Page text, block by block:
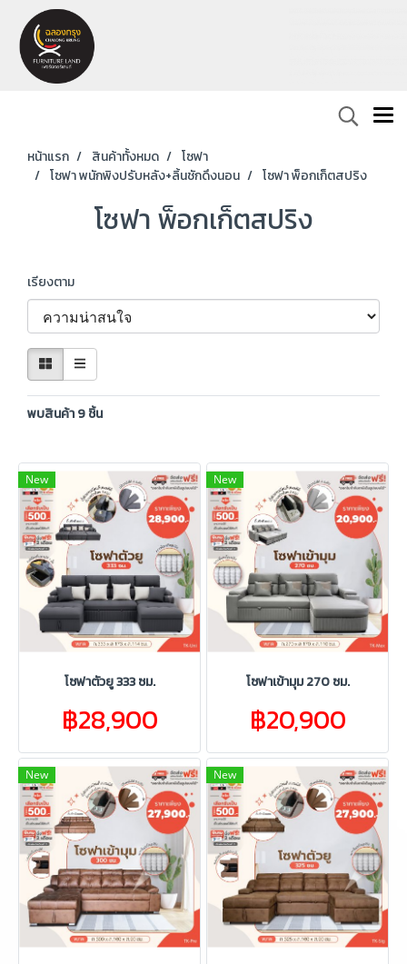
หน้าแรก สินค้าทั้งหมด
โซฟา
โซฟา พนักพิงปรับหลัง+ลิ้นชักดึงนอน
โซฟา พ็อกเก็ตสปริง
โซฟา พ็อกเก็ตสปริง
เรียงตาม
พบสินค้า 9 ชิ้น
New
โซฟาตัวยู 333 ซม.
฿28,900
New
โซฟาเข้ามุม 270 ซม.
฿20,900
New New